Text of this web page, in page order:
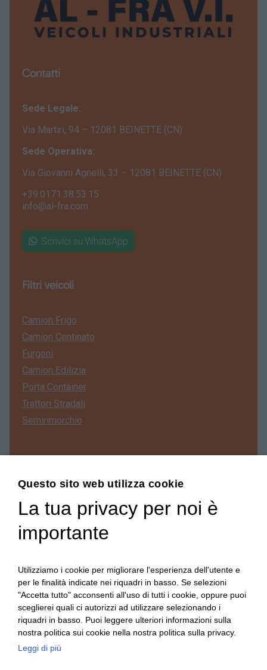
Contatti
Sede Legale:
Via Martiri, 94 – 12081 BEINETTE (CN)
Sede Operativa:
Via Giovanni Agnelli, 33 – 12081 BEINETTE (CN)
+39.0171.38.53.15
info@al-fra.com
Scrivici su WhatsApp
Filtri veicoli
Camion Frigo
Camion Centinato
Furgoni
Camion Edilizia
Porta Container
Trattori Stradali
Semirimorchio
Menu
USATO
Chi siamo
News
Contatti
Questo sito web utilizza cookie
La tua privacy per noi è
importante
Utilizziamo i cookie per migliorare l'esperienza dell'utente e
per le finalità indicate nei riquadri in basso. Se selezioni
"Accetta tutto" acconsenti all'uso di tutti i cookie, oppure puoi
sceglierei quali ci autorizzi ad utilizzare selezionando i
riquadri in basso. Puoi leggere ulteriori informazioni sulla
nostra politica sui cookie nella nostra politica sulla privacy.
Leggi di più